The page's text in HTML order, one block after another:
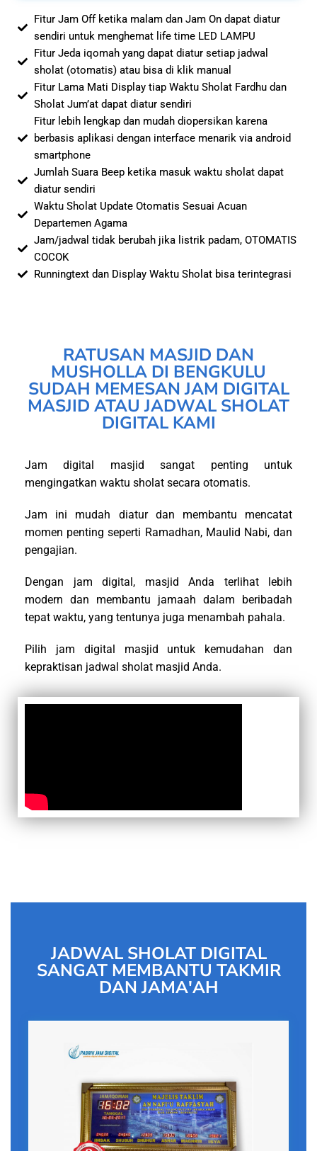
Fitur Jam Off ketika malam dan Jam On dapat diatur
sendiri untuk menghemat life time LED LAMPU
Fitur Jeda iqomah yang dapat diatur setiap jadwal
sholat (otomatis) atau bisa di klik manual
Fitur Lama Mati Display tiap Waktu Sholat Fardhu dan
Sholat Jum’at dapat diatur sendiri
Fitur lebih lengkap dan mudah diopersikan karena
berbasis aplikasi dengan interface menarik via android
smartphone
Jumlah Suara Beep ketika masuk waktu sholat dapat
diatur sendiri
Waktu Sholat Update Otomatis Sesuai Acuan
Departemen Agama
Jam/jadwal tidak berubah jika listrik padam, OTOMATIS
COCOK
Runningtext dan Display Waktu Sholat bisa terintegrasi
RATUSAN MASJID DAN
MUSHOLLA DI BENGKULU
SUDAH MEMESAN JAM DIGITAL
MASJID ATAU JADWAL SHOLAT
DIGITAL KAMI
Jam digital masjid sangat penting untuk
mengingatkan waktu sholat secara otomatis.
Jam ini mudah diatur dan membantu mencatat
momen penting seperti Ramadhan, Maulid Nabi, dan
pengajian.
Dengan jam digital, masjid Anda terlihat lebih
modern dan membantu jamaah dalam beribadah
tepat waktu, yang tentunya juga menambah pahala.
Pilih jam digital masjid untuk kemudahan dan
kepraktisan jadwal sholat masjid Anda.
JADWAL SHOLAT DIGITAL
SANGAT MEMBANTU TAKMIR
DAN JAMA'AH